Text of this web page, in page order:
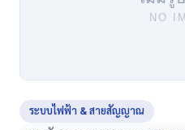
ระบบไฟฟ้า & สายสัญญาณ